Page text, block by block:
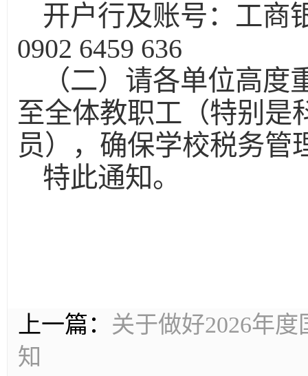
开户行及账号：工商
0902 6459 636
（二）请各单位高
至全体教职工（特别是
员），确保学校税务管
特此通知。
上一篇： 关于做好2026年
知